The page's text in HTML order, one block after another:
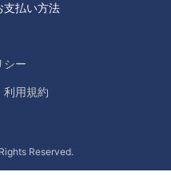
支払い方法
シー
利用規約
Reserved.